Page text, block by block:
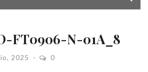
FT0906-N-01A_8
2025 0